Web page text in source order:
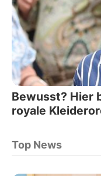
Bewusst? Hier
royale
Top News